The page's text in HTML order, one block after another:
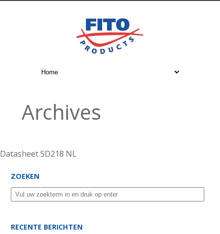
Archives
Datasheet SD218 NL
ZOEKEN
RECENTE BERICHTEN